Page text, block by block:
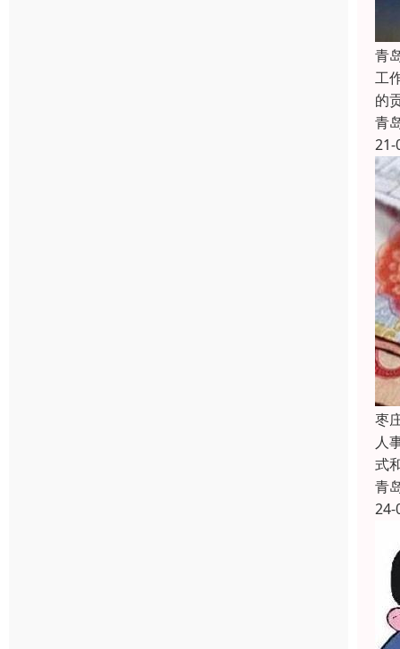
青
工
的
青
21-
枣
人
式
青
24-